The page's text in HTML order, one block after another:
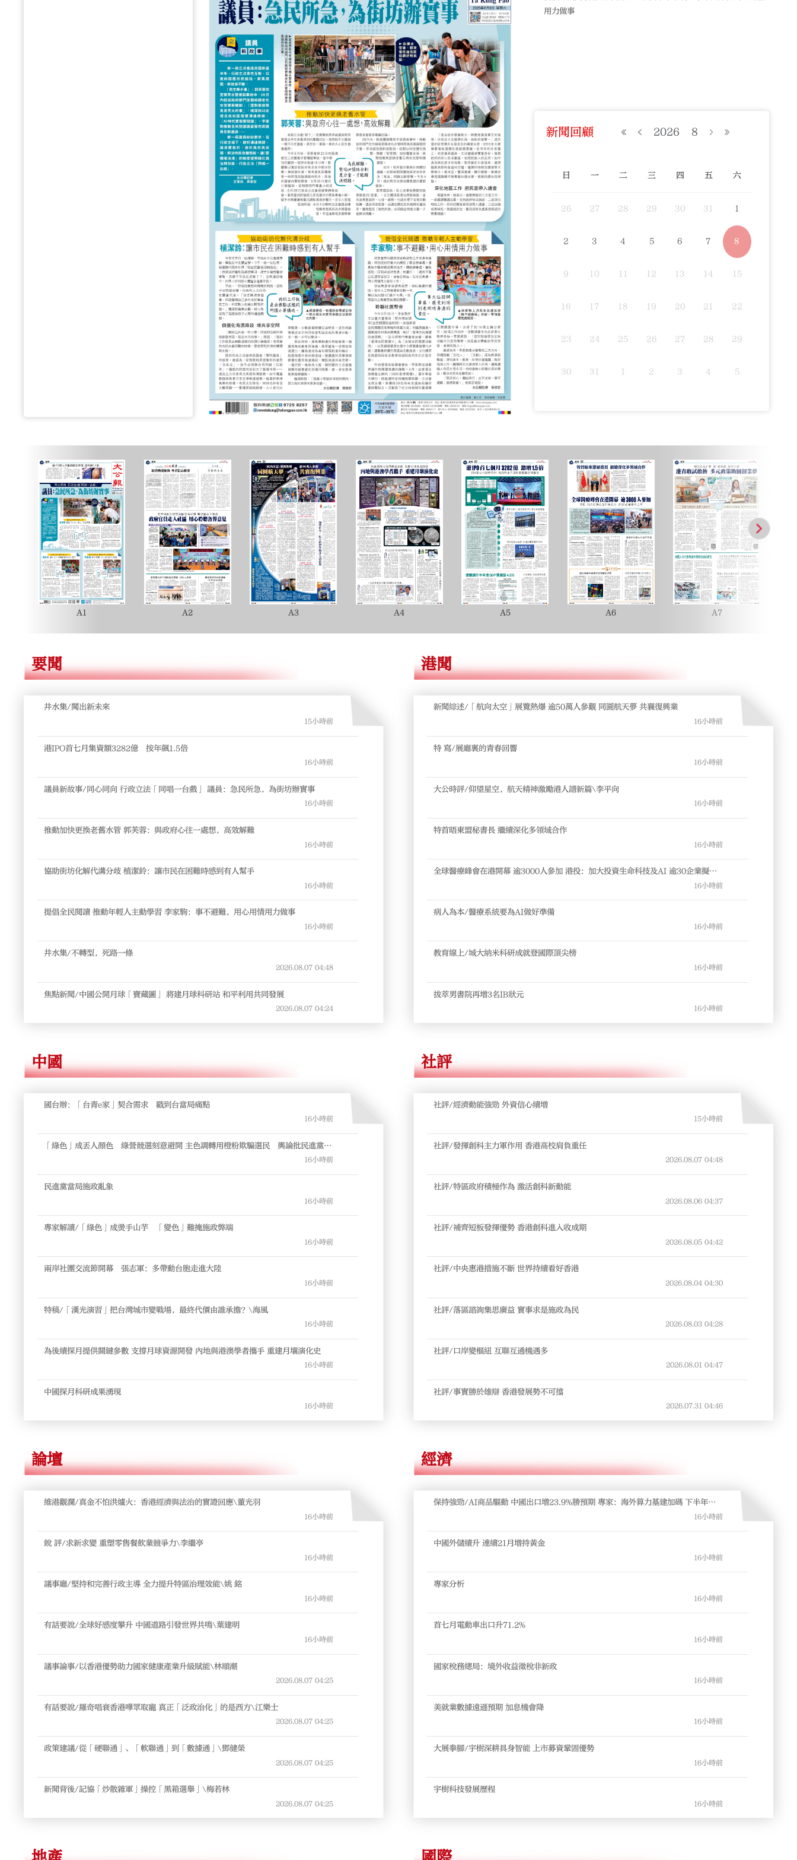
用力做事
新聞回顧 2026 8
日 一 二 三 四 五 六
26 27 28 29 30 31 1
2 3 4 5 6 7 8
9 10 11 12 13 14 15
16 17 18 19 20 21 22
23 24 25 26 27 28 29
30 31 1 2 3 4 5
A1 A2 A3 A4 A5 A6 A7
要聞
井水集/闖出新未來
15小時前
港IPO首七月集資額3282億 按年飆1.5倍
16小時前
議員新故事/同心同向 行政立法「同唱一台戲」 議員：急民所急，為街坊辦實事
16小時前
推動加快更換老舊水管 郭芙蓉：與政府心往一處想，高效解難
16小時前
協助街坊化解代溝分歧 植潔鈴：讓市民在困難時感到有人幫手
16小時前
提倡全民閱讀 推動年輕人主動學習 李家駒：事不避難，用心用情用力做事
16小時前
井水集/不轉型，死路一條
2026.08.07 04:48
焦點新聞/中國公開月球「寶藏圖」 將建月球科研站 和平利用共同發展
2026.08.07 04:24
港聞
新聞綜述/「航向太空」展覽熱爆 逾50萬人參觀 同圓航天夢 共襄復興業
16小時前
特 寫/展廳裏的青春回響
16小時前
大公時評/仰望星空，航天精神激勵港人譜新篇\李平向
16小時前
特首晤東盟秘書長 繼續深化多領域合作
16小時前
全球醫療峰會在港開幕 逾3000人參加 港投：加大投資生命科技及AI 逾30企業擬申
16小時前
病人為本/醫療系統要為AI做好準備
16小時前
教育線上/城大納米科研成就登國際頂尖榜
16小時前
拔萃男書院再增3名IB狀元
16小時前
中國
國台辦：「台青e家」契合需求 戳到台當局痛點
16小時前
「綠色」成丟人顏色 綠營競選刻意避開 主色調轉用橙粉欺騙選民 輿論批民進黨掩
16小時前
民進黨當局施政亂象
16小時前
專家解讀/「綠色」成燙手山芋 「變色」難掩施政弊端
16小時前
兩岸社團交流節開幕 張志軍：多帶動台胞走進大陸
16小時前
特稿/「漢光演習」把台灣城市變戰場，最終代價由誰承擔？\海風
16小時前
為後續探月提供關鍵參數 支撐月球資源開發 內地與港澳學者攜手 重建月壤演化史
16小時前
中國探月科研成果湧現
16小時前
社評
社評/經濟動能強勁 外資信心續增
15小時前
社評/發揮創科主力軍作用 香港高校肩負重任
2026.08.07 04:48
社評/特區政府積極作為 激活創科新動能
2026.08.06 04:37
社評/補齊短板發揮優勢 香港創科進入收成期
2026.08.05 04:42
社評/中央惠港措施不斷 世界持續看好香港
2026.08.04 04:30
社評/落區諮詢集思廣益 實事求是施政為民
2026.08.03 04:28
社評/口岸變樞紐 互聯互通機遇多
2026.08.01 04:47
社評/事實勝於雄辯 香港發展勢不可擋
2026.07.31 04:46
論壇
維港觀瀾/真金不怕洪爐火：香港經濟與法治的實證回應\董光羽
16小時前
銳 評/求新求變 重塑零售餐飲業競爭力\李繼亭
16小時前
議事廳/堅持和完善行政主導 全力提升特區治理效能\姚 銘
16小時前
有話要說/全球好感度攀升 中國道路引發世界共鳴\葉建明
16小時前
議事論事/以香港優勢助力國家健康產業升級賦能\林順潮
2026.08.07 04:25
有話要說/羅奇唱衰香港嘩眾取寵 真正「泛政治化」的是西方\江樂士
2026.08.07 04:25
政策建議/從「硬聯通」、「軟聯通」到「數據通」\鄧健榮
2026.08.07 04:25
新聞背後/記協「炒散雜軍」操控「黑箱選舉」\梅若林
2026.08.07 04:25
經濟
保持強勁/AI商品驅動 中國出口增23.9%勝預期 專家：海外算力基建加碼 下半年外
16小時前
中國外儲續升 連續21月增持黃金
16小時前
專家分析
16小時前
首七月電動車出口升71.2%
16小時前
國家稅務總局：境外收益徵稅非新政
16小時前
美就業數據遠遜預期 加息機會降
16小時前
大展拳腳/宇樹深耕具身智能 上市募資鞏固優勢
16小時前
宇樹科技發展歷程
16小時前